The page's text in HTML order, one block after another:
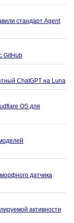
стандарт Agent
GitHub
ChatGPT на Luna
OS для
датчика
активности